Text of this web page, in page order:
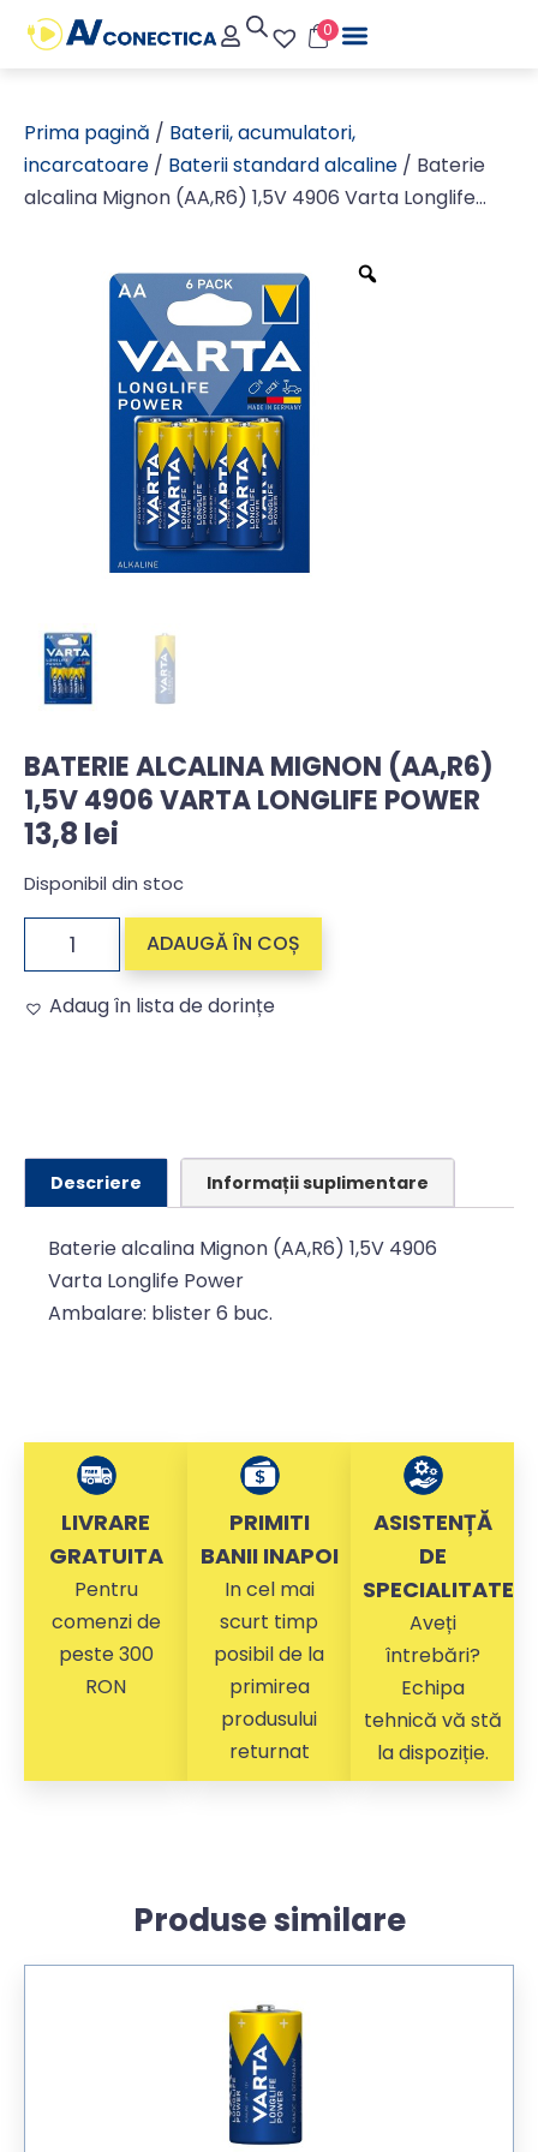
0
Prima pagină / Baterii, acumulatori,
incarcatoare / Baterii standard alcaline / Baterie
alcalina Mignon (AA,R6) 1,5V 4906 Varta Longlife
BATERIE ALCALINA MIGNON (AA,R6)
1,5V 4906 VARTA LONGLIFE POWER
13,8 lei
Disponibil din stoc
ADAUGĂ ÎN COȘ
Adaug în lista de dorințe
Descriere Informații suplimentare
Baterie alcalina Mignon (AA,R6) 1,5V 4906
Varta Longlife Power
Ambalare: blister 6 buc.
LIVRARE
GRATUITA
Pentru
comenzi de
peste 300
RON
PRIMITI
BANII INAPOI
In cel mai
scurt timp
posibil de la
primirea
produsului
returnat
ASISTENȚĂ
DE
SPECIALITATE
Aveți
întrebări?
Echipa
tehnică vă stă
la dispoziție.
Produse similare